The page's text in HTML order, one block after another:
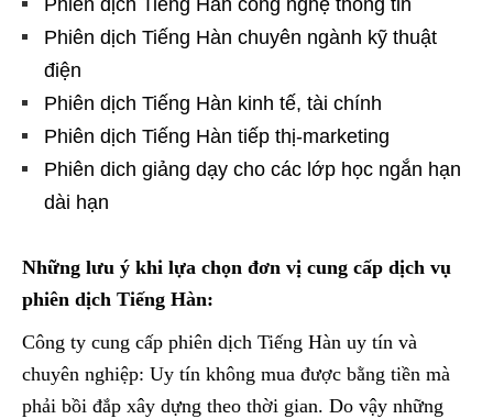
Phiên dịch Tiếng Hàn công nghệ thông tin
Phiên dịch Tiếng Hàn chuyên ngành kỹ thuật
điện
Phiên dịch Tiếng Hàn kinh tế, tài chính
Phiên dịch Tiếng Hàn tiếp thị-marketing
Phiên dich giảng dạy cho các lớp học ngắn hạn
dài hạn
Những lưu ý khi lựa chọn đơn vị cung cấp dịch vụ
phiên dịch Tiếng Hàn:
Công ty cung cấp phiên dịch Tiếng Hàn uy tín và
chuyên nghiệp: Uy tín không mua được bằng tiền mà
phải bồi đắp xây dựng theo thời gian. Do vậy những